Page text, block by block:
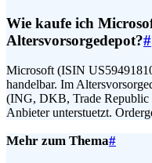
Wie kaufe ich
Altersvorsorgedepot?#
Microsoft (ISIN
handelbar. Im
(ING, DKB, Trade Republic
Anbieter unterstuetzt.
Mehr zum Thema#